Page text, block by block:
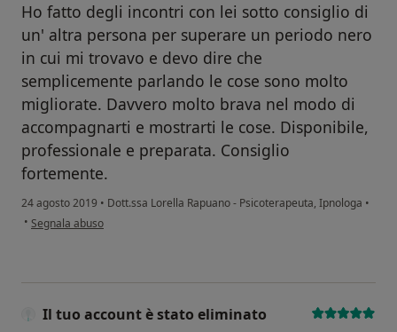
Ho fatto degli incontri con lei sotto consiglio di
un' altra persona per superare un periodo nero
in cui mi trovavo e devo dire che
semplicemente parlando le cose sono molto
migliorate. Davvero molto brava nel modo di
accompagnarti e mostrarti le cose. Disponibile,
professionale e preparata. Consiglio
fortemente.
24 agosto 2019 • Dott.ssa Lorella Rapuano - Psicoterapeuta, Ipnologa •
• secondo l'opinione dell'utente Il tuo account è stato eliminato
Segnala abuso
Il tuo account è stato eliminato